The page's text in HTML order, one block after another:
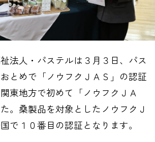
法人・パステルは３月３日、パス
とめで「ノウフクＪＡＳ」の認証
東地方で初めて「ノウフクＪＡ
。桑製品を対象としたノウフクＪ
で１０番目の認証となります。